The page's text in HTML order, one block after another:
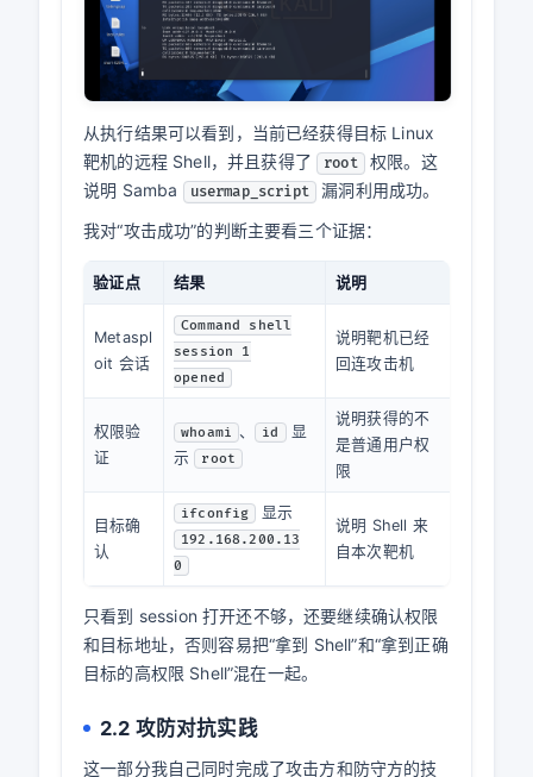
从执行结果可以看到，当前已经获得目标 Linux
靶机的远程 Shell，并且获得了 root 权限。这
说明 Samba
usermap_script 漏洞利用成功。
我对“攻击成功”的判断主要看三个证据：
验证点 结果 说明
Metaspl
oit 会话
Command shell
session 1
opened
说明靶机已经
回连攻击机
权限验
证
whoami 、 id 显
示 root
说明获得的不
是普通用户权
限
目标确
认
ifconfig 显示
192.168.200.13
0
说明 Shell 来
自本次靶机
只看到 session 打开还不够，还要继续确认权限
和目标地址，否则容易把“拿到 Shell”和“拿到正确
目标的高权限 Shell”混在一起。
2.2 攻防对抗实践
这一部分我自己同时完成了攻击方和防守方的技